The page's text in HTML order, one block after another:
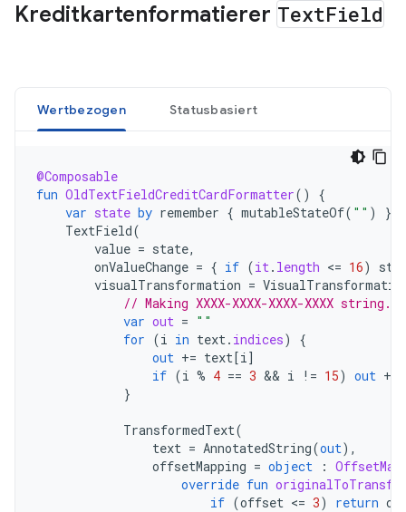
Kreditkartenformatierer TextField
Wertbezogen Statusbasiert
@Composable
fun OldTextFieldCreditCardFormatter()
{
var state by remember { mutableStateOf( "" )
}
TextField(
value = state,
onValueChange = { if (it. length <= 16)
visualTransformation =
// Making XXXX-XXXX-XXXX-XXXX string.
var out = ""
for (i in text. indices)
{
out += text[i]
if (i % 4 == 3 && i != 15) out +=
}
TransformedText(
text = AnnotatedString(out),
offsetMapping = object :
override fun
if (offset <= 3) return